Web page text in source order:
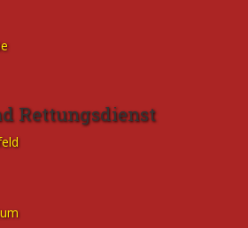
Rettungsdienst